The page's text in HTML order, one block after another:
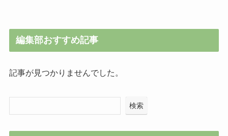
編集部おすすめ記事
記事が見つかりませんでした。
検索